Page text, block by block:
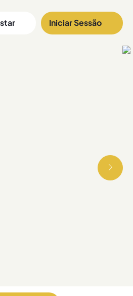
Iniciar Sessão